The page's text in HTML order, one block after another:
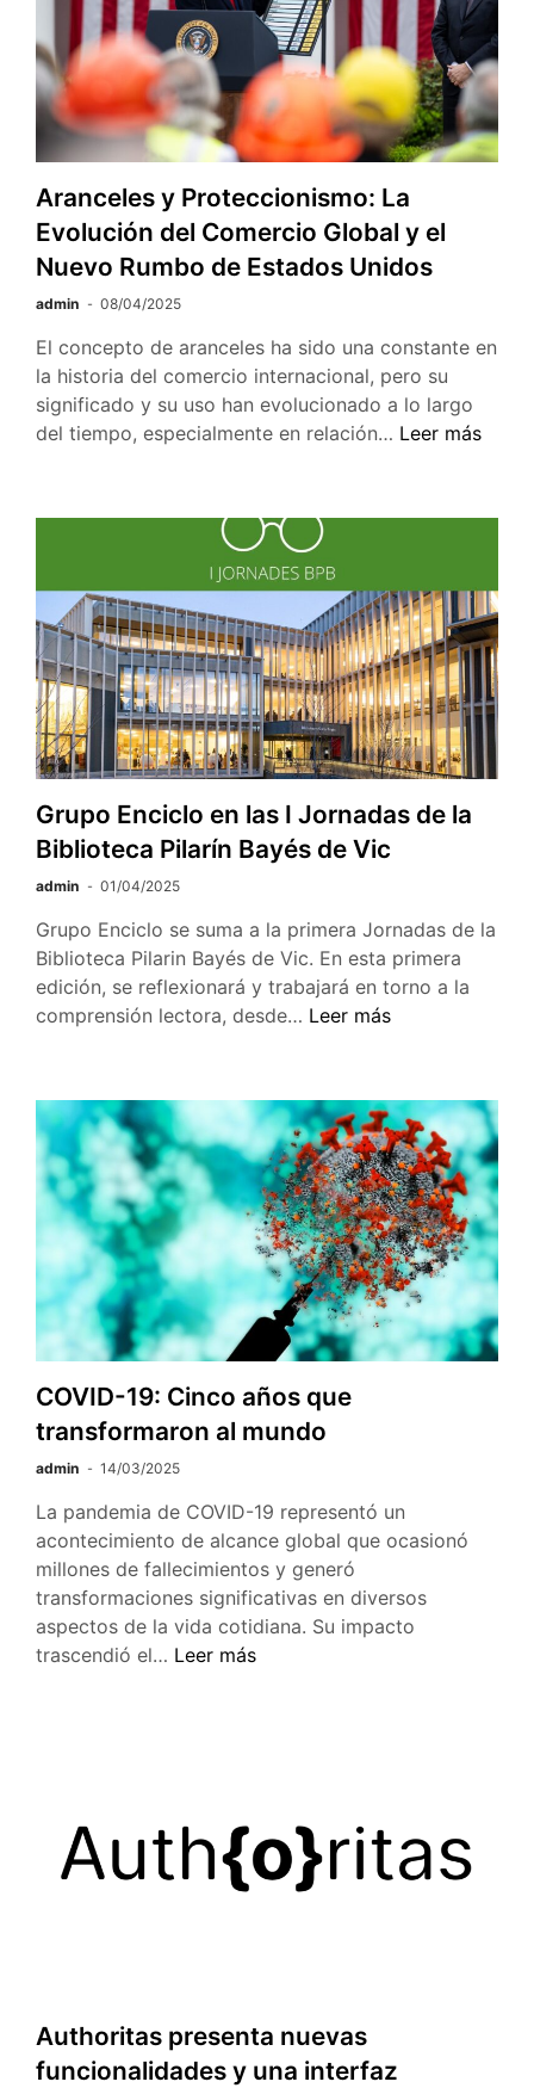
figura
clave
de
las
letras
Aranceles y Proteccionismo: La
Evolución del Comercio Global y el
Nuevo Rumbo de Estados Unidos
admin 08/04/2025
El concepto de aranceles ha sido una constante en
la historia del comercio internacional, pero su
significado y su uso han evolucionado a lo largo
del tiempo, especialmente en relación… Aranceles
La
Comercio
Global
y
el
Nuevo
Rumbo
de
Estados
Unidos
Leer más
Grupo Enciclo en las I Jornadas de la
Biblioteca Pilarín Bayés de Vic
admin 01/04/2025
Grupo Enciclo se suma a la primera Jornadas de la
Biblioteca Pilarin Bayés de Vic. En esta primera
edición, se reflexionará y trabajará en torno a la
comprensión lectora, desde… Grupo
las
I
Jornadas
de
la
Biblioteca
Pilarín
Bayés
de
Vic
Leer más
COVID-19: Cinco años que
transformaron al mundo
admin 14/03/2025
La pandemia de COVID-19 representó un
acontecimiento de alcance global que ocasionó
millones de fallecimientos y generó
transformaciones significativas en diversos
aspectos de la vida cotidiana. Su impacto
trascendió el… COVID-
al
mundo
Leer más
Authoritas presenta nuevas
funcionalidades y una interfaz